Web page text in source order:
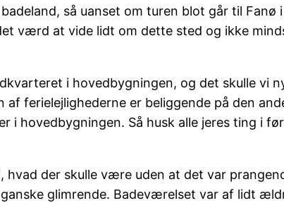
så uanset om turen blot går til Fanø
værd at vide lidt om dette sted og ikke
i hovedbygningen, og det skulle vi
ferielejlighederne er beliggende på den
hovedbygningen. Så husk alle jeres ting i
hvad der skulle være uden at det var
glimrende. Badeværelset var af lidt